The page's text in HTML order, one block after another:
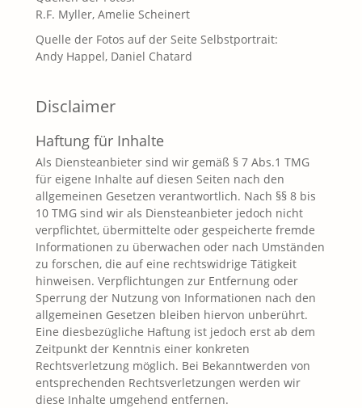
R.F. Myller, Amelie Scheinert
Quelle der Fotos auf der Seite Selbstportrait:
Andy Happel, Daniel Chatard
Disclaimer
Haftung für Inhalte
Als Diensteanbieter sind wir gemäß § 7 Abs.1 TMG
für eigene Inhalte auf diesen Seiten nach den
allgemeinen Gesetzen verantwortlich. Nach §§ 8 bis
10 TMG sind wir als Diensteanbieter jedoch nicht
verpflichtet, übermittelte oder gespeicherte fremde
Informationen zu überwachen oder nach Umständen
zu forschen, die auf eine rechtswidrige Tätigkeit
hinweisen. Verpflichtungen zur Entfernung oder
Sperrung der Nutzung von Informationen nach den
allgemeinen Gesetzen bleiben hiervon unberührt.
Eine diesbezügliche Haftung ist jedoch erst ab dem
Zeitpunkt der Kenntnis einer konkreten
Rechtsverletzung möglich. Bei Bekanntwerden von
entsprechenden Rechtsverletzungen werden wir
diese Inhalte umgehend entfernen.